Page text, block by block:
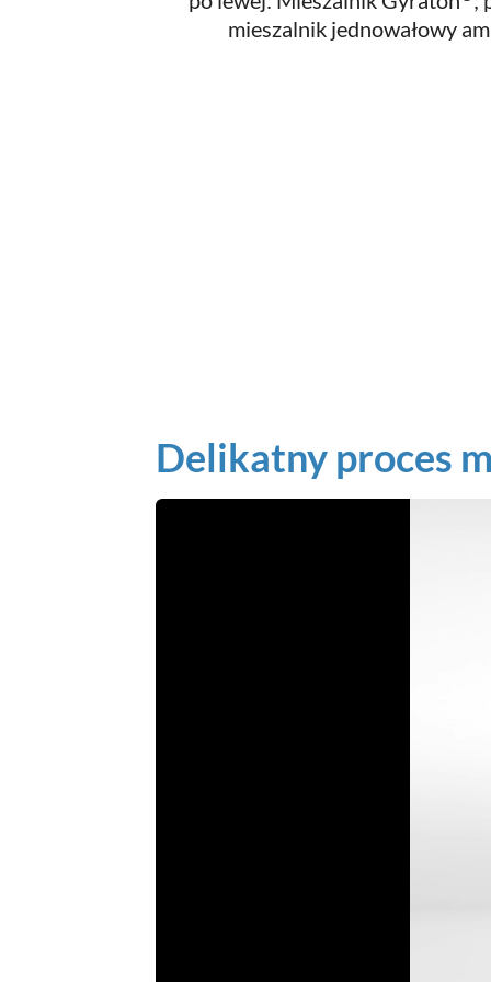
mieszalnik jednowałowy
Delikatny proces